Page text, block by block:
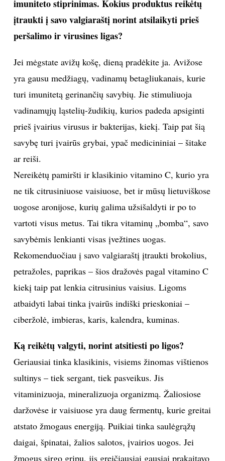
sausainiais (juokiasi). Tokio vegetarizmo tikrai
nepalaikau! Reikia žinoti ką darai ir savo mitybą
dėlioti apgalvotai, kad organizmui nepritrūktų
kurie vegetarais tampa dėl mados. Tokiu atveju tėvai
turėtų pasidomėti subalansuota vegetarine mityba ir
pasistengti vaikui pasiūlyti būtent tokį valgiaraštį.
Nors jau atėjo pavasaris, vis dar aktualus
imuniteto stiprinimas. Kokius produktus reikėtų
įtraukti į savo valgiaraštį norint atsilaikyti prieš
Jei mėgstate avižų košę, dieną pradėkite ja. Avižose
yra gausu medžiagų, vadinamų betagliukanais, kurie
turi imunitetą gerinančių savybių. Jie stimuliuoja
vadinamųjų ląstelių-žudikių, kurios padeda apsiginti
prieš įvairius virusus ir bakterijas, kiekį. Taip pat šią
savybę turi įvairūs grybai, ypač medicininiai – šitake
ar reiši.
Nereikėtų pamiršti ir klasikinio vitamino C, kurio yra
ne tik citrusiniuose vaisiuose, bet ir mūsų lietuviškose
vartoti visus metus. Tai tikra vitaminų „bomba“, savo
Rekomenduočiau į savo valgiaraštį įtraukti brokolius,
petražoles, paprikas – šios dražovės pagal vitamino C
kiekį taip pat lenkia citrusinius vaisius. Ligoms
atbaidyti labai tinka įvairūs indiški prieskoniai –
ciberžolė, imbieras, karis, kalendra, kuminas.